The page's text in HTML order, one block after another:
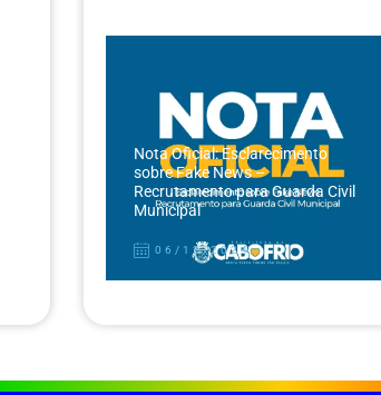
Nota Oficial: Esclarecimento
sobre Fake News –
Recrutamento para Guarda Civil
Municipal
06/12/2024